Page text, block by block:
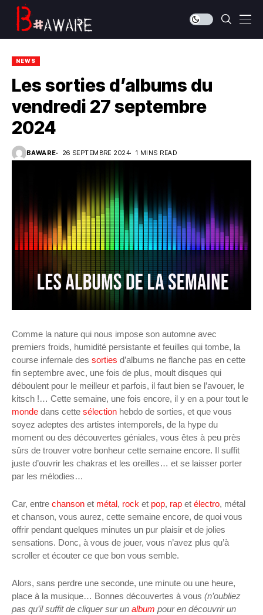
NEWS
Les sorties d’albums du
vendredi 27 septembre
2024
BAWARE 26 SEPTEMBRE 2024 1 MINS READ
Comme la nature qui nous impose son automne avec
premiers froids, humidité persistante et feuilles qui tombe, la
course infernale des sorties d’albums ne flanche pas en cette
fin septembre avec, une fois de plus, moult disques qui
déboulent pour le meilleur et parfois, il faut bien se l’avouer, le
kitsch !… Cette semaine, une fois encore, il y en a pour tout le
monde dans cette sélection hebdo de sorties, et que vous
soyez adeptes des artistes intemporels, de la hype du
moment ou des découvertes géniales, vous êtes à peu près
sûrs de trouver votre bonheur cette semaine encore. Il suffit
juste d’ouvrir les chakras et les oreilles… et se laisser porter
par les mélodies…
Car, entre chanson et métal, rock et pop, rap et électro, métal
et chanson, vous aurez, cette semaine encore, de quoi vous
offrir pendant quelques minutes un pur plaisir et de jolies
sensations. Donc, à vous de jouer, vous n’avez plus qu’à
scroller et écouter ce que bon vous semble.
Alors, sans perdre une seconde, une minute ou une heure,
place à la musique… Bonnes découvertes à vous (n’oubliez
pas qu’il suffit de cliquer sur un album pour en découvrir un